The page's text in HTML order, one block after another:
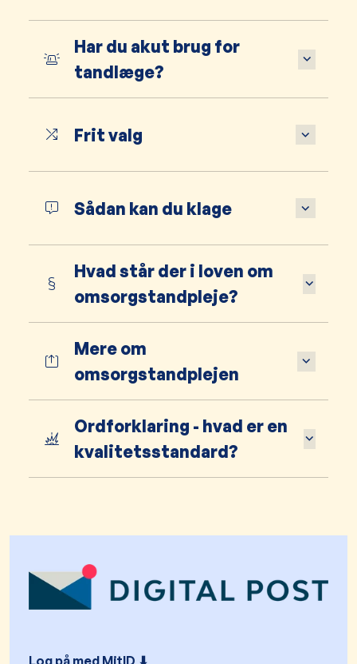
Har du akut brug for
tandlæge?
Frit valg
Sådan kan du klage
Hvad står der i loven om
omsorgstandpleje?
Mere om
omsorgstandplejen​
​Ordforklaring - hvad er en
kvalitetsstandard?​​​